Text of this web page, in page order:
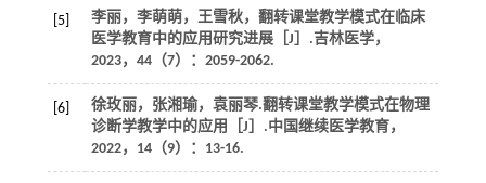
[5]
李丽，李萌萌，王雪秋，翻转课堂教学模式在临床
医学教育中的应用研究进展［J］.吉林医学，
2023， 44（7）：2059-2062.
[6]
徐玫丽，张湘瑜，袁丽琴.翻转课堂教学模式在物理
诊断学教学中的应用［J］.中国继续医学教育，
2022， 14（9）：13-16.